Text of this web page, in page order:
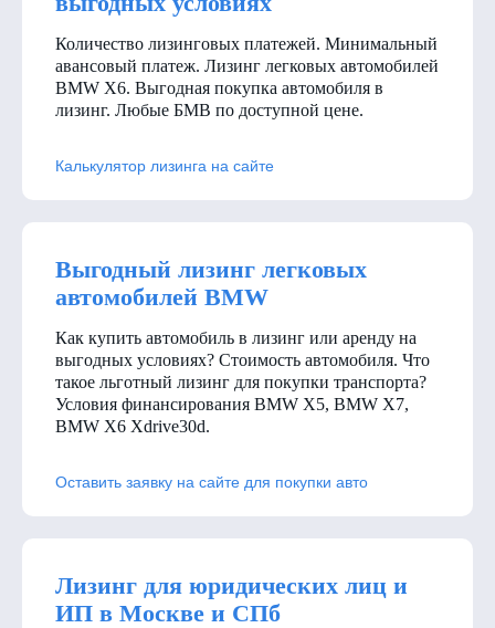
Количество лизинговых платежей. Минимальный
авансовый платеж. Лизинг легковых автомобилей
BMW X6. Выгодная покупка автомобиля в
лизинг. Любые БМВ по доступной цене.
Калькулятор лизинга на сайте
Выгодный лизинг легковых
автомобилей BMW
Как купить автомобиль в лизинг или аренду на
выгодных условиях? Стоимость автомобиля. Что
такое льготный лизинг для покупки транспорта?
Условия финансирования BMW X5, BMW X7,
BMW X6 Xdrive30d.
Оставить заявку на сайте для покупки авто
Лизинг для юридических лиц и
ИП в Москве и СПб